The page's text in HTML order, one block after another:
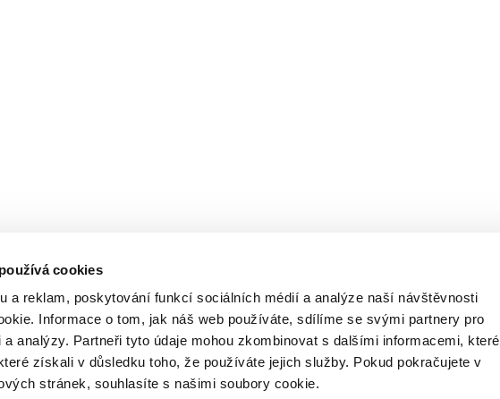
cookies
a reklam, poskytování funkcí sociálních médií a analýze naší návštěvnosti
Informace o tom, jak náš web používáte, sdílíme se svými partnery pro
analýzy. Partneři tyto údaje mohou zkombinovat s dalšími informacemi, které
získali v důsledku toho, že používáte jejich služby. Pokud pokračujete v
stránek, souhlasíte s našimi soubory cookie.